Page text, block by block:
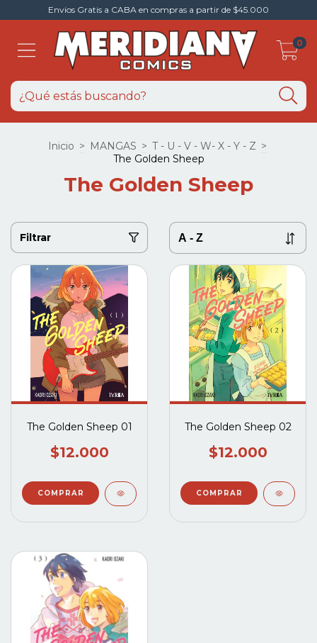
Envios Gratis a CABA en compras a partir de $45.000
0
Inicio > MANGAS > T - U - V - W- X - Y - Z >
The Golden Sheep
The Golden Sheep
Filtrar
The Golden Sheep 01
$12.000
The Golden Sheep 02
$12.000